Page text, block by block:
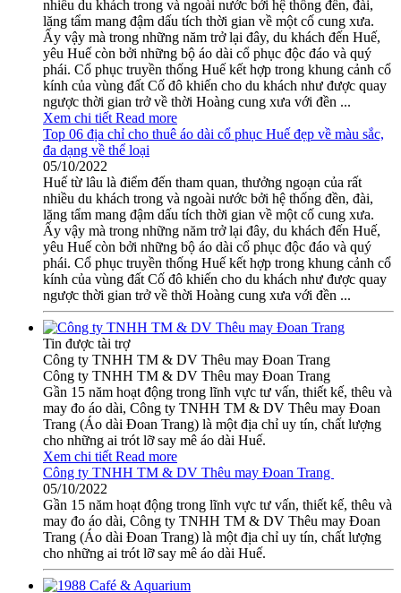
nhiều du khách trong và ngoài nước bởi hệ thống đền, đài,
lăng tẩm mang đậm dấu tích thời gian về một cố cung xưa.
Ấy vậy mà trong những năm trở lại đây, du khách đến Huế,
yêu Huế còn bởi những bộ áo dài cổ phục độc đáo và quý
phái. Cổ phục truyền thống Huế kết hợp trong khung cảnh cổ
kính của vùng đất Cố đô khiến cho du khách như được quay
ngược thời gian trở về thời Hoàng cung xưa với đền ...
Xem chi tiết Read more
Top 06 địa chỉ cho thuê áo dài cổ phục Huế đẹp về màu sắc,
đa dạng về thể loại
05/10/2022
Huế từ lâu là điểm đến tham quan, thưởng ngoạn của rất
nhiều du khách trong và ngoài nước bởi hệ thống đền, đài,
lăng tẩm mang đậm dấu tích thời gian về một cố cung xưa.
Ấy vậy mà trong những năm trở lại đây, du khách đến Huế,
yêu Huế còn bởi những bộ áo dài cổ phục độc đáo và quý
phái. Cổ phục truyền thống Huế kết hợp trong khung cảnh cổ
kính của vùng đất Cố đô khiến cho du khách như được quay
ngược thời gian trở về thời Hoàng cung xưa với đền ...
Tin được tài trợ
Công ty TNHH TM & DV Thêu may Đoan Trang
Công ty TNHH TM & DV Thêu may Đoan Trang
Gần 15 năm hoạt động trong lĩnh vực tư vấn, thiết kế, thêu và
may đo áo dài, Công ty TNHH TM & DV Thêu may Đoan
Trang (Áo dài Đoan Trang) là một địa chỉ uy tín, chất lượng
cho những ai trót lỡ say mê áo dài Huế.
Xem chi tiết Read more
Công ty TNHH TM & DV Thêu may Đoan Trang
05/10/2022
Gần 15 năm hoạt động trong lĩnh vực tư vấn, thiết kế, thêu và
may đo áo dài, Công ty TNHH TM & DV Thêu may Đoan
Trang (Áo dài Đoan Trang) là một địa chỉ uy tín, chất lượng
cho những ai trót lỡ say mê áo dài Huế.